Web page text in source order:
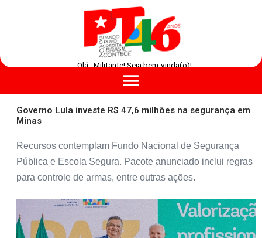
Olá , Militante! Seja bem-vinda(o)!
Governo Lula investe R$ 47,6 milhões na segurança em
Minas
Recursos contemplam Fundo Nacional de Segurança
Pública e Escola Segura. Pacote anunciado inclui regras
para controle de armas, entre outras ações.